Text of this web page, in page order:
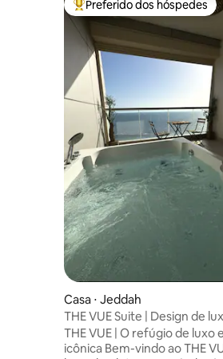
Entre os melhores preferidos
Preferido dos hóspedes
Casa ⋅ Jeddah
THE VUE Suite | Design de
encantadora
THE VUE | O refúgio de luxo
icônica Bem-vindo ao THE